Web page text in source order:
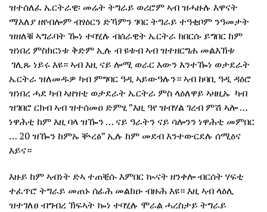
ዝተሰለፈ ኤርትራዊ፡ መሬት ትግራይ ወሪሮም ኣብ ዝሓዙሉ እዋናት
ማእለያ ዘየብሎም ብፃዕርን ድኻምን ገባር ትግራይ ተዓቂቦም ንዓመታት
ዝዘለቑ ኣግራባት ዀነ ተባሂሉ ብሰራዊት ኤርትራ ክበርሱ ይግበር ከም
ዝነበረ ምስክርነቱ ቅድም ኢሉ ብ ዩቱብ ኣብ ዝተዘርግሐ መልእኽቱ
ገሊጹ ነይሩ እዩ። ኣብ እዚ ናይ ሎሚ ወራር እውን እንተዀነ ወታደራት
ኤርትራ ዝለመዱዎ ካብ ምግባር ዓዲ ኣይውዓሉን። ኣብ ከባቢ ዓዲ ዳዕሮ
ዝነበረ ሓደ ካብ ኣዘዝቲ ወታደራት ኤርትራ ምስ ላዕለዋይ ኣዛዚኡ ካብ
ዝገበሮ ርክብ ኣብ ዝተሰመዐ ድምፂ ”እዚ ዓየ ዝብሃል ገረብ ምሽ ኣሎ …
ነዋሕቲ ከም እዚ ባላ ዝዀን … ናይ ዓራትን ናይ ሳሎንን ነዋሕቲ መምበር
… 20 ዝዀን ከምኡ ቝረፅ” ኢሉ ከም መደብ እንተውርደሉ ሰሚዕና
እይና።
እዙይ ከም ኣብነት ድኣ ተጠቒሱ እምበር ኲናት ዘንቀሎ ብርሰት ሃፍቲ
ተፈጥሮ ትግራይ መጠኑ ሰፊሕ መልክዑ ብዙሕ እዩ። እዚ ኣብ ላዕሊ
ዝተገለፀ ብግብረ ኽፍኣት ኰነ ተባሂሉ ሞራል ሓረስታይ ትግራይ